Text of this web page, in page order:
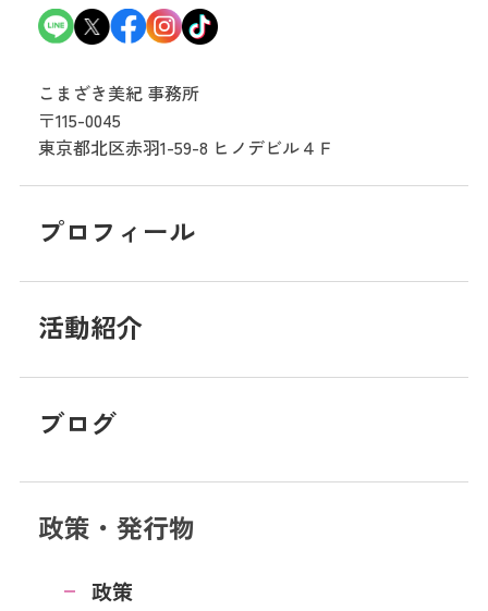
こまざき美紀 事務所
〒115-0045
東京都北区赤羽1-59-8 ヒノデビル４Ｆ
プロフィール
活動紹介
ブログ
政策・発行物
政策